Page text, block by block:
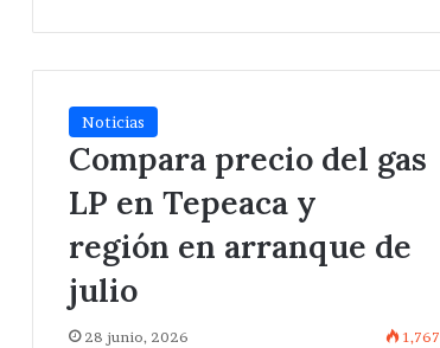
Noticias
Compara precio del gas
LP en Tepeaca y
región en arranque de
julio
28 junio, 2026 1,767